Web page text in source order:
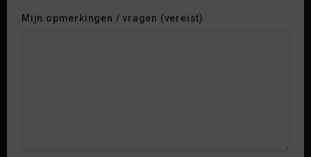
Mijn opmerkingen / vragen (vereist)